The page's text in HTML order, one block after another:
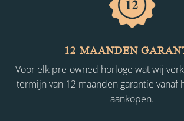
12 MAANDEN
Voor elk pre-owned horloge wat wij
termijn van 12 maanden garantie vanaf
aankopen.